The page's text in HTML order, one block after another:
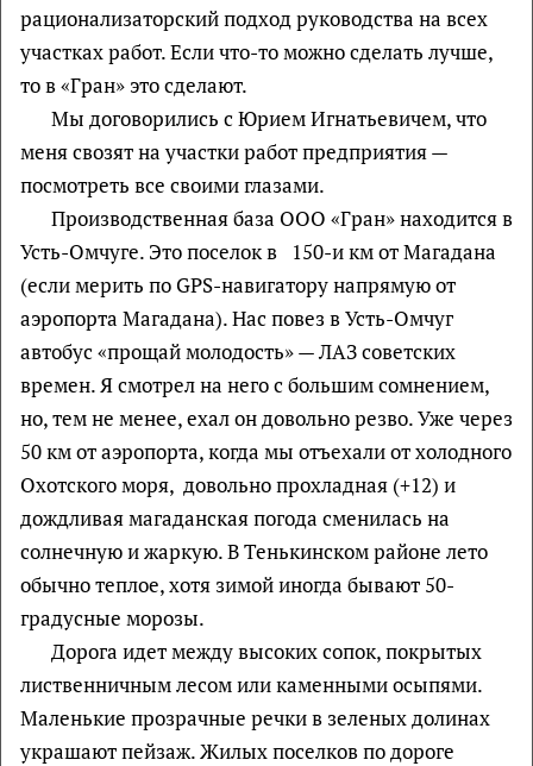
рационализаторский подход руководства на всех
участках работ. Если что-то можно сделать лучше,
то в «Гран» это сделают.
Мы договорились с Юрием Игнатьевичем, что
меня свозят на участки работ предприятия —
посмотреть все своими глазами.
Производственная база ООО «Гран» находится в
Усть-Омчуге. Это поселок в 150-и км от Магадана
(если мерить по GPS-навигатору напрямую от
аэропорта Магадана). Нас повез в Усть-Омчуг
автобус «прощай молодость» — ЛАЗ советских
времен. Я смотрел на него с большим сомнением,
но, тем не менее, ехал он довольно резво. Уже через
50 км от аэропорта, когда мы отъехали от холодного
Охотского моря, довольно прохладная (+12) и
дождливая магаданская погода сменилась на
солнечную и жаркую. В Тенькинском районе лето
обычно теплое, хотя зимой иногда бывают 50-
градусные морозы.
Дорога идет между высоких сопок, покрытых
лиственничным лесом или каменными осыпями.
Маленькие прозрачные речки в зеленых долинах
украшают пейзаж. Жилых поселков по дороге